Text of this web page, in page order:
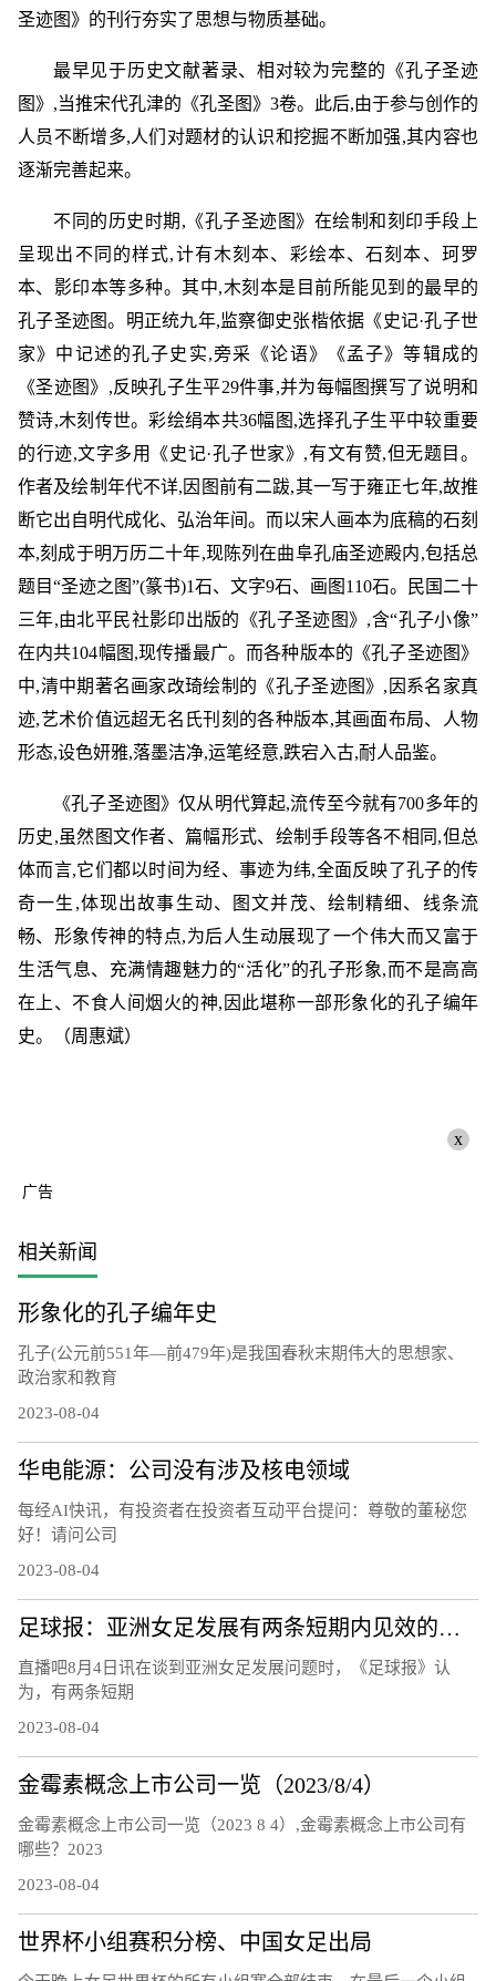
圣迹图》的刊行夯实了思想与物质基础。
最早见于历史文献著录、相对较为完整的《孔子圣迹
图》,当推宋代孔津的《孔圣图》3卷。此后,由于参与创作的
人员不断增多,人们对题材的认识和挖掘不断加强,其内容也
逐渐完善起来。
不同的历史时期,《孔子圣迹图》在绘制和刻印手段上
呈现出不同的样式,计有木刻本、彩绘本、石刻本、珂罗
本、影印本等多种。其中,木刻本是目前所能见到的最早的
孔子圣迹图。明正统九年,监察御史张楷依据《史记·孔子世
家》中记述的孔子史实,旁采《论语》《孟子》等辑成的
《圣迹图》,反映孔子生平29件事,并为每幅图撰写了说明和
赞诗,木刻传世。彩绘绢本共36幅图,选择孔子生平中较重要
的行迹,文字多用《史记·孔子世家》,有文有赞,但无题目。
作者及绘制年代不详,因图前有二跋,其一写于雍正七年,故推
断它出自明代成化、弘治年间。而以宋人画本为底稿的石刻
本,刻成于明万历二十年,现陈列在曲阜孔庙圣迹殿内,包括总
题目“圣迹之图”(篆书)1石、文字9石、画图110石。民国二十
三年,由北平民社影印出版的《孔子圣迹图》,含“孔子小像”
在内共104幅图,现传播最广。而各种版本的《孔子圣迹图》
中,清中期著名画家改琦绘制的《孔子圣迹图》,因系名家真
迹,艺术价值远超无名氏刊刻的各种版本,其画面布局、人物
形态,设色妍雅,落墨洁净,运笔经意,跌宕入古,耐人品鉴。
《孔子圣迹图》仅从明代算起,流传至今就有700多年的
历史,虽然图文作者、篇幅形式、绘制手段等各不相同,但总
体而言,它们都以时间为经、事迹为纬,全面反映了孔子的传
奇一生,体现出故事生动、图文并茂、绘制精细、线条流
畅、形象传神的特点,为后人生动展现了一个伟大而又富于
生活气息、充满情趣魅力的“活化”的孔子形象,而不是高高
在上、不食人间烟火的神,因此堪称一部形象化的孔子编年
史。（周惠斌）
x
广告
相关新闻
形象化的孔子编年史
孔子(公元前551年—前479年)是我国春秋末期伟大的思想家、
政治家和教育
2023-08-04
华电能源：公司没有涉及核电领域
每经AI快讯，有投资者在投资者互动平台提问：尊敬的董秘您
好！请问公司
2023-08-04
足球报：亚洲女足发展有两条短期内见效的道路，留洋和归化
直播吧8月4日讯在谈到亚洲女足发展问题时，《足球报》认
为，有两条短期
2023-08-04
金霉素概念上市公司一览（2023/8/4）
金霉素概念上市公司一览（2023 8 4）,金霉素概念上市公司有
哪些？2023
2023-08-04
世界杯小组赛积分榜、中国女足出局